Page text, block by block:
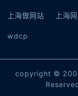
上海做网站 上海
wdcp
copyright ©